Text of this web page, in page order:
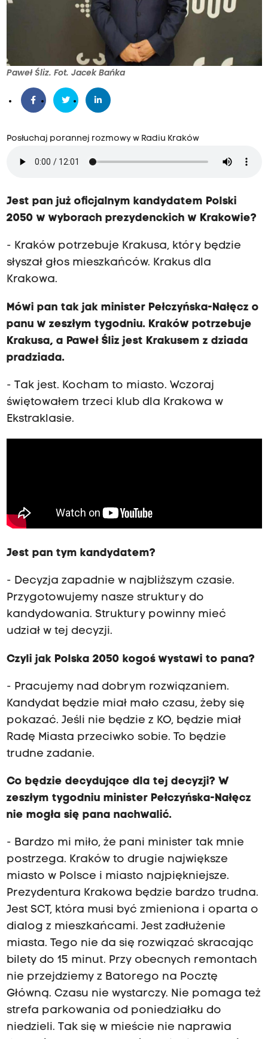
Paweł Śliz. Fot. Jacek Bańka
Posłuchaj porannej rozmowy w Radiu Kraków
Jest pan już oficjalnym kandydatem Polski
2050 w wyborach prezydenckich w Krakowie?
- Kraków potrzebuje Krakusa, który będzie
słyszał głos mieszkańców. Krakus dla
Krakowa.
Mówi pan tak jak minister Pełczyńska-Nałęcz o
panu w zeszłym tygodniu. Kraków potrzebuje
Krakusa, a Paweł Śliz jest Krakusem z dziada
pradziada.
- Tak jest. Kocham to miasto. Wczoraj
świętowałem trzeci klub dla Krakowa w
Ekstraklasie.
Jest pan tym kandydatem?
- Decyzja zapadnie w najbliższym czasie.
Przygotowujemy nasze struktury do
kandydowania. Struktury powinny mieć
udział w tej decyzji.
Czyli jak Polska 2050 kogoś wystawi to pana?
- Pracujemy nad dobrym rozwiązaniem.
Kandydat będzie miał mało czasu, żeby się
pokazać. Jeśli nie będzie z KO, będzie miał
Radę Miasta przeciwko sobie. To będzie
trudne zadanie.
Co będzie decydujące dla tej decyzji? W
zeszłym tygodniu minister Pełczyńska-Nałęcz
nie mogła się pana nachwalić.
- Bardzo mi miło, że pani minister tak mnie
postrzega. Kraków to drugie największe
miasto w Polsce i miasto najpiękniejsze.
Prezydentura Krakowa będzie bardzo trudna.
Jest SCT, która musi być zmieniona i oparta o
dialog z mieszkańcami. Jest zadłużenie
miasta. Tego nie da się rozwiązać skracając
bilety do 15 minut. Przy obecnych remontach
nie przejdziemy z Batorego na Pocztę
Główną. Czasu nie wystarczy. Nie pomaga też
strefa parkowania od poniedziałku do
niedzieli. Tak się w mieście nie naprawia